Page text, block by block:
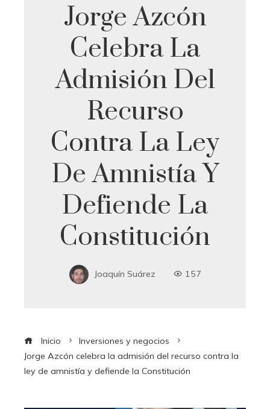
Jorge Azcón
Celebra La
Admisión Del
Recurso
Contra La Ley
De Amnistía Y
Defiende La
Constitución
Joaquín Suárez 157
Inicio
Inversiones y negocios
Jorge Azcón celebra la admisión del recurso contra la
ley de amnistía y defiende la Constitución